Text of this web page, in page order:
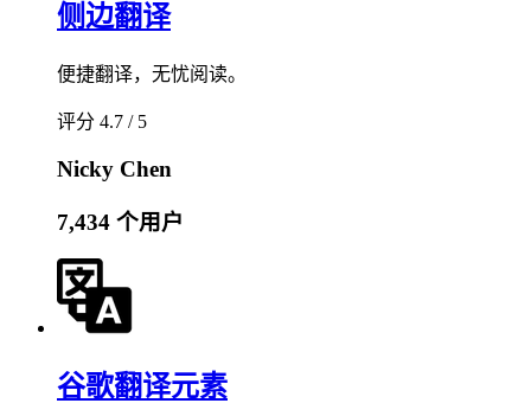
侧边翻译
便捷翻译，无忧阅读。
评分 4.7 / 5
Nicky Chen
7,434 个用户
谷歌翻译元素